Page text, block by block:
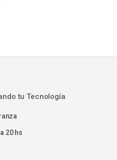
tu Tecnología
20 hs